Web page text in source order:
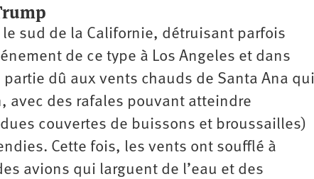
sud de la Californie, détruisant parfois
de ce type à Los Angeles et dans
dû aux vents chauds de Santa Ana qui
avec des rafales pouvant atteindre
couvertes de buissons et broussailles)
Cette fois, les vents ont soufflé à
avions qui larguent de l’eau et des